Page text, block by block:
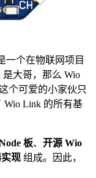
一个在物联网项目
大哥，那么 Wio
个可爱的小家伙只
Wio Link 的所有基
板、 开源 Wio
现 组成。因此，